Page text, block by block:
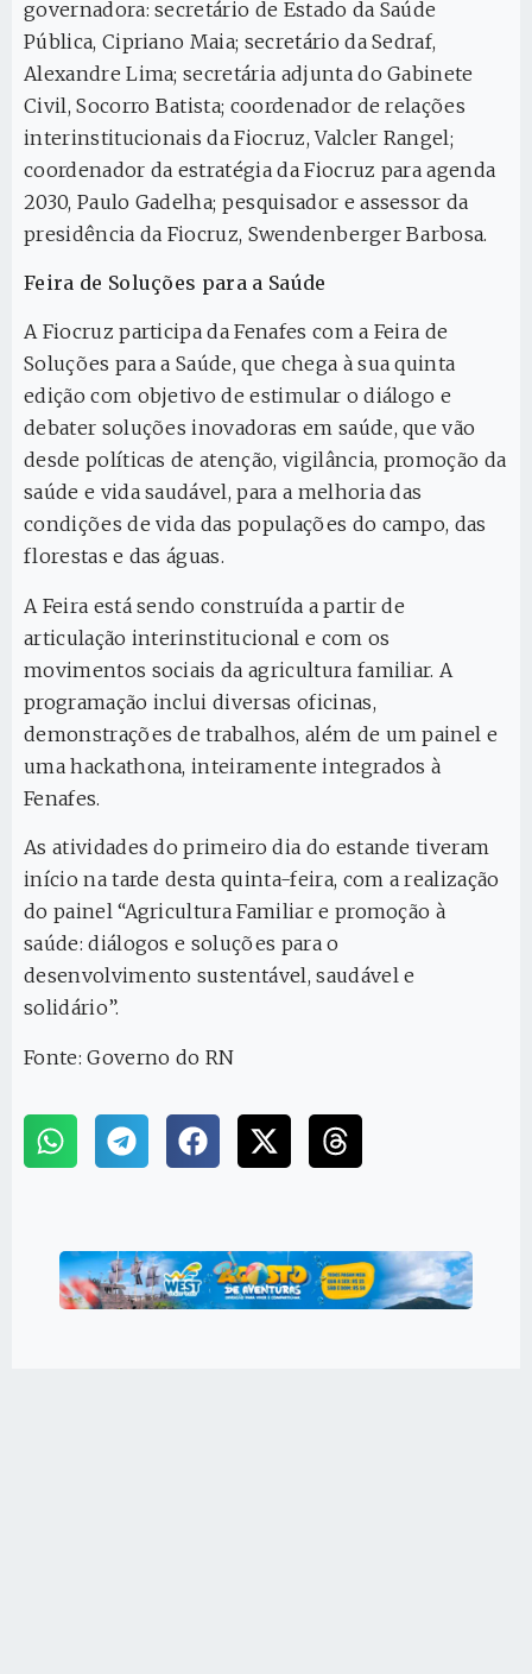
governadora: secretário de Estado da Saúde
Pública, Cipriano Maia; secretário da Sedraf,
Alexandre Lima; secretária adjunta do Gabinete
Civil, Socorro Batista; coordenador de relações
interinstitucionais da Fiocruz, Valcler Rangel;
coordenador da estratégia da Fiocruz para agenda
2030, Paulo Gadelha; pesquisador e assessor da
presidência da Fiocruz, Swendenberger Barbosa.
Feira de Soluções para a Saúde
A Fiocruz participa da Fenafes com a Feira de
Soluções para a Saúde, que chega à sua quinta
edição com objetivo de estimular o diálogo e
debater soluções inovadoras em saúde, que vão
desde políticas de atenção, vigilância, promoção da
saúde e vida saudável, para a melhoria das
condições de vida das populações do campo, das
florestas e das águas.
A Feira está sendo construída a partir de
articulação interinstitucional e com os
movimentos sociais da agricultura familiar. A
programação inclui diversas oficinas,
demonstrações de trabalhos, além de um painel e
uma hackathona, inteiramente integrados à
Fenafes.
As atividades do primeiro dia do estande tiveram
início na tarde desta quinta-feira, com a realização
do painel “Agricultura Familiar e promoção à
saúde: diálogos e soluções para o
desenvolvimento sustentável, saudável e
solidário”.
Fonte: Governo do RN